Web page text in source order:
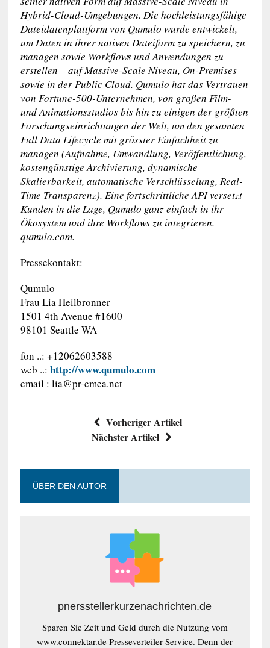
Hybrid-Cloud-Umgebungen. Die hochleistungsfähige
Dateidatenplattform von Qumulo wurde entwickelt,
um Daten in ihrer nativen Dateiform zu speichern, zu
managen sowie Workflows und Anwendungen zu
erstellen – auf Massive-Scale Niveau, On-Premises
sowie in der Public Cloud. Qumulo hat das Vertrauen
von Fortune-500-Unternehmen, von großen Film-
und Animationsstudios bis hin zu einigen der größten
Forschungseinrichtungen der Welt, um den gesamten
Full Data Lifecycle mit grösster Einfachheit zu
managen (Aufnahme, Umwandlung, Veröffentlichung,
kostengünstige Archivierung, dynamische
Skalierbarkeit, automatische Verschlüsselung, Real-
Time Transparenz). Eine fortschrittliche API versetzt
Kunden in die Lage, Qumulo ganz einfach in ihr
Ökosystem und ihre Workflows zu integrieren.
qumulo.com.
Pressekontakt:
Qumulo
Frau Lia Heilbronner
1501 4th Avenue #1600
98101 Seattle WA
fon ..: +12062603588
web ..: http://www.qumulo.com
email : lia@pr-emea.net
Vorheriger Artikel
Nächster Artikel
ÜBER DEN AUTOR
pnersstellerkurzenachrichten.de
Sparen Sie Zeit und Geld durch die Nutzung vom
www.connektar.de Presseverteiler Service. Denn der